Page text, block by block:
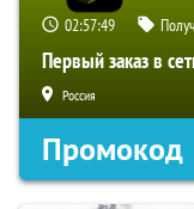
02:57:49
Первый заказ в
Россия
Промокод